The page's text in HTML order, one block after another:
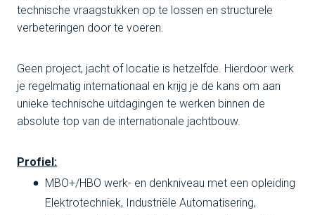
technische vraagstukken op te lossen en structurele
verbeteringen door te voeren.
Geen project, jacht of locatie is hetzelfde. Hierdoor werk
je regelmatig internationaal en krijg je de kans om aan
unieke technische uitdagingen te werken binnen de
absolute top van de internationale jachtbouw.
Profiel:
MBO+/HBO werk- en denkniveau met een opleiding
Elektrotechniek, Industriële Automatisering,